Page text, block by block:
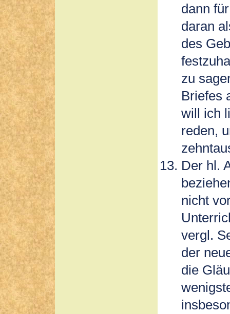
dann
daran
des
zu
Briefes
will ich
reden,
Der hl.
nicht
vergl.
der
die